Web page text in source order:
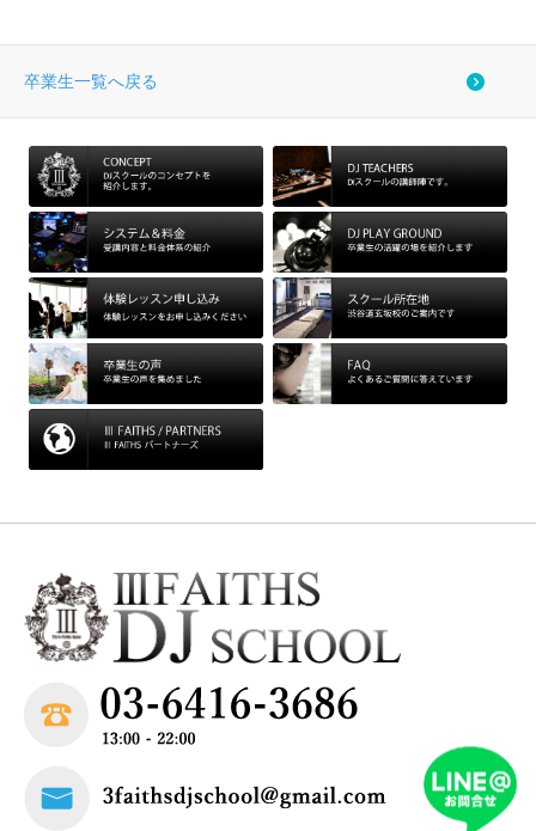
卒業生一覧へ戻る